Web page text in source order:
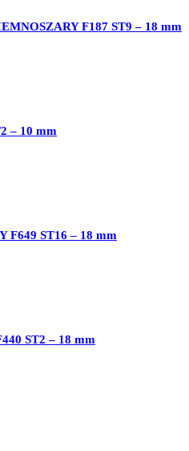
F187 ST9 – 18 mm
– 10 mm
ST16 – 18 mm
ST2 – 18 mm